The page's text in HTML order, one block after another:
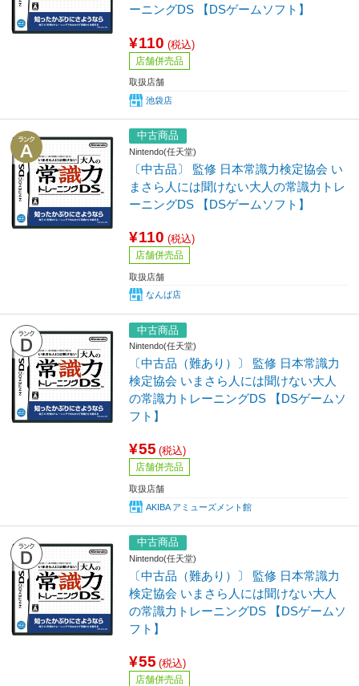
ーニングDS 【DSゲームソフト】
¥110 (税込)
店舗併売品
取扱店舗
池袋店
中古商品
Nintendo(任天堂)
〔中古品〕 監修 日本常識力検定協会 い
まさら人には聞けない大人の常識力トレ
ーニングDS 【DSゲームソフト】
¥110 (税込)
店舗併売品
取扱店舗
なんば店
中古商品
Nintendo(任天堂)
〔中古品（難あり）〕 監修 日本常識力
検定協会 いまさら人には聞けない大人
の常識力トレーニングDS 【DSゲームソ
フト】
¥55 (税込)
店舗併売品
取扱店舗
AKIBA アミューズメント館
中古商品
Nintendo(任天堂)
〔中古品（難あり）〕 監修 日本常識力
検定協会 いまさら人には聞けない大人
の常識力トレーニングDS 【DSゲームソ
フト】
¥55 (税込)
店舗併売品